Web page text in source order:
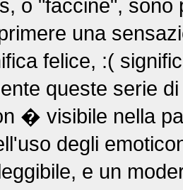
o "faccine",
una
felice, :(
queste serie
� visibile nella
degli
e un